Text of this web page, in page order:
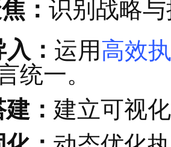
法：引入并
式：工作坊
流程